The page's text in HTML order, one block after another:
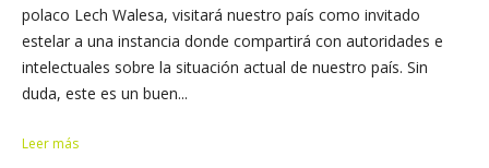
polaco Lech Walesa, visitará nuestro país como invitado
estelar a una instancia donde compartirá con autoridades e
intelectuales sobre la situación actual de nuestro país. Sin
duda, este es un buen...
Leer más